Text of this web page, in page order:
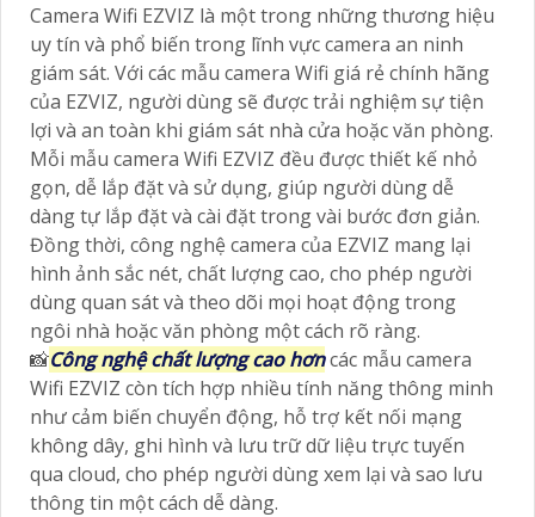
Camera Wifi EZVIZ là một trong những thương hiệu
uy tín và phổ biến trong lĩnh vực camera an ninh
giám sát. Với các mẫu camera Wifi giá rẻ chính hãng
của EZVIZ, người dùng sẽ được trải nghiệm sự tiện
lợi và an toàn khi giám sát nhà cửa hoặc văn phòng.
Mỗi mẫu camera Wifi EZVIZ đều được thiết kế nhỏ
gọn, dễ lắp đặt và sử dụng, giúp người dùng dễ
dàng tự lắp đặt và cài đặt trong vài bước đơn giản.
Đồng thời, công nghệ camera của EZVIZ mang lại
hình ảnh sắc nét, chất lượng cao, cho phép người
dùng quan sát và theo dõi mọi hoạt động trong
ngôi nhà hoặc văn phòng một cách rõ ràng.
📸Công nghệ chất lượng cao hơncác mẫu camera
Wifi EZVIZ còn tích hợp nhiều tính năng thông minh
như cảm biến chuyển động, hỗ trợ kết nối mạng
không dây, ghi hình và lưu trữ dữ liệu trực tuyến
qua cloud, cho phép người dùng xem lại và sao lưu
thông tin một cách dễ dàng.